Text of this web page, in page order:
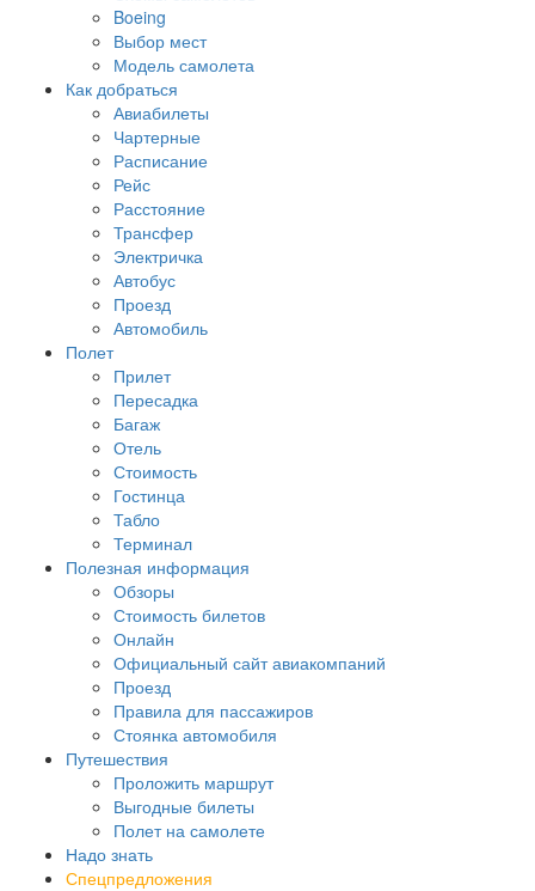
Boeing
Выбор мест
Модель самолета
Как добраться
Авиабилеты
Чартерные
Расписание
Рейс
Расстояние
Трансфер
Электричка
Автобус
Проезд
Автомобиль
Полет
Прилет
Пересадка
Багаж
Отель
Стоимость
Гостинца
Табло
Терминал
Полезная информация
Обзоры
Стоимость билетов
Онлайн
Официальный сайт авиакомпаний
Проезд
Правила для пассажиров
Стоянка автомобиля
Путешествия
Проложить маршрут
Выгодные билеты
Полет на самолете
Надо знать
Спецпредложения